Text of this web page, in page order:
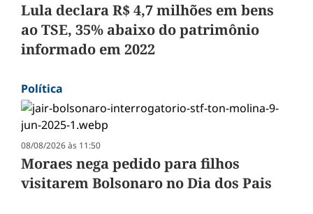
Lula declara R$ 4,7 milhões em bens
ao TSE, 35% abaixo do patrimônio
informado em 2022
Política
08/08/2026 às 11:50
Moraes nega pedido para filhos
visitarem Bolsonaro no Dia dos Pais